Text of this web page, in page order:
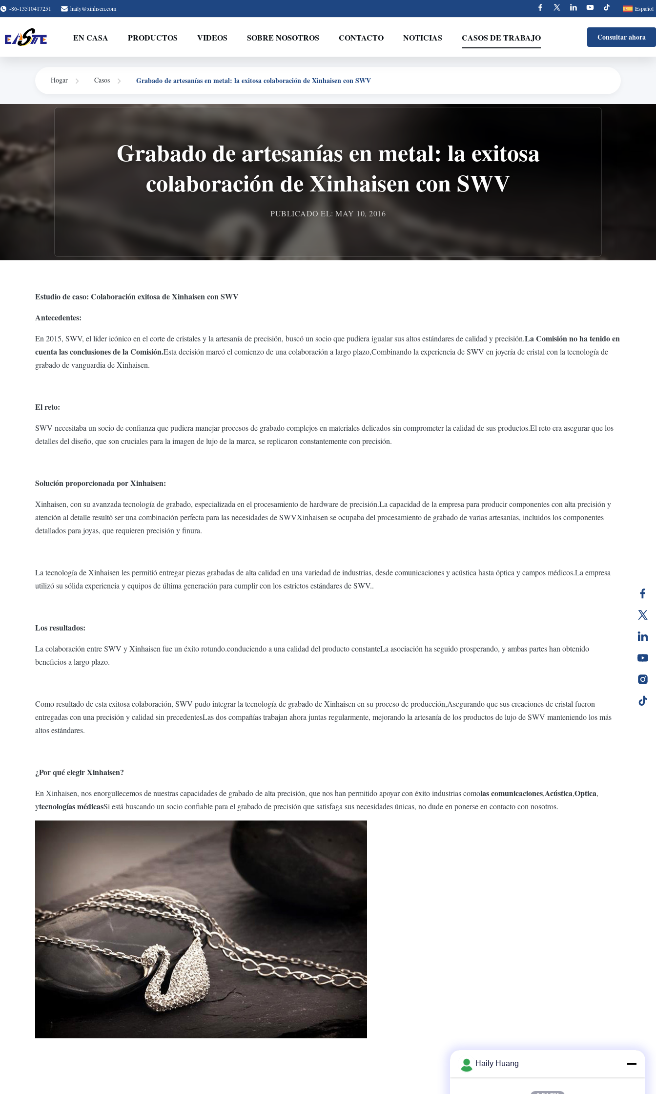
-86-13510417251 haily@xinhsen.com Español
EN CASA PRODUCTOS VIDEOS SOBRE NOSOTROS CONTACTO NOTICIAS CASOS DE TRABAJO Consultar ahora
Hogar Casos Grabado de artesanías en metal: la exitosa colaboración de Xinhaisen con SWV
Grabado de artesanías en metal: la exitosa
colaboración de Xinhaisen con SWV
PUBLICADO EL: MAY 10, 2016
Estudio de caso: Colaboración exitosa de Xinhaisen con SWV
Antecedentes:
En 2015, SWV, el líder icónico en el corte de cristales y la artesanía de precisión, buscó un socio que pudiera igualar sus altos estándares de calidad y precisión.La Comisión no ha tenido en
cuenta las conclusiones de la Comisión.Esta decisión marcó el comienzo de una colaboración a largo plazo,Combinando la experiencia de SWV en joyería de cristal con la tecnología de
grabado de vanguardia de Xinhaisen.
El reto:
SWV necesitaba un socio de confianza que pudiera manejar procesos de grabado complejos en materiales delicados sin comprometer la calidad de sus productos.El reto era asegurar que los
detalles del diseño, que son cruciales para la imagen de lujo de la marca, se replicaron constantemente con precisión.
Solución proporcionada por Xinhaisen:
Xinhaisen, con su avanzada tecnología de grabado, especializada en el procesamiento de hardware de precisión.La capacidad de la empresa para producir componentes con alta precisión y
atención al detalle resultó ser una combinación perfecta para las necesidades de SWVXinhaisen se ocupaba del procesamiento de grabado de varias artesanías, incluidos los componentes
detallados para joyas, que requieren precisión y finura.
La tecnología de Xinhaisen les permitió entregar piezas grabadas de alta calidad en una variedad de industrias, desde comunicaciones y acústica hasta óptica y campos médicos.La empresa
utilizó su sólida experiencia y equipos de última generación para cumplir con los estrictos estándares de SWV..
Los resultados:
La colaboración entre SWV y Xinhaisen fue un éxito rotundo.conduciendo a una calidad del producto constanteLa asociación ha seguido prosperando, y ambas partes han obtenido
beneficios a largo plazo.
Como resultado de esta exitosa colaboración, SWV pudo integrar la tecnología de grabado de Xinhaisen en su proceso de producción,Asegurando que sus creaciones de cristal fueron
entregadas con una precisión y calidad sin precedentesLas dos compañías trabajan ahora juntas regularmente, mejorando la artesanía de los productos de lujo de SWV manteniendo los más
altos estándares.
¿Por qué elegir Xinhaisen?
En Xinhaisen, nos enorgullecemos de nuestras capacidades de grabado de alta precisión, que nos han permitido apoyar con éxito industrias comolas comunicaciones,Acústica,Optica,
ytecnologías médicasSi está buscando un socio confiable para el grabado de precisión que satisfaga sus necesidades únicas, no dude en ponerse en contacto con nosotros.
Haily Huang